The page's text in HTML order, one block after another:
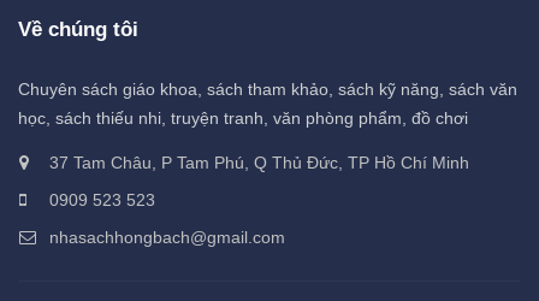
Về chúng tôi
Chuyên sách giáo khoa, sách tham khảo, sách kỹ năng, sách văn
học, sách thiếu nhi, truyện tranh, văn phòng phẩm, đồ chơi
37 Tam Châu, P Tam Phú, Q Thủ Đức, TP Hồ Chí Minh
0909 523 523
nhasachhongbach@gmail.com